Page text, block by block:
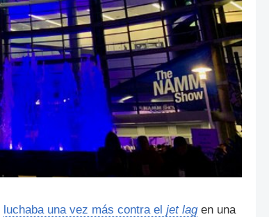
luchaba una vez más contra el jet lagen una